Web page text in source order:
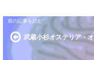
武蔵小杉オステリア・